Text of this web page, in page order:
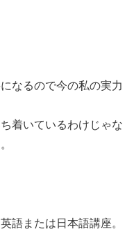
なるので今の私の実力
着いているわけじゃな
語または日本語講座。